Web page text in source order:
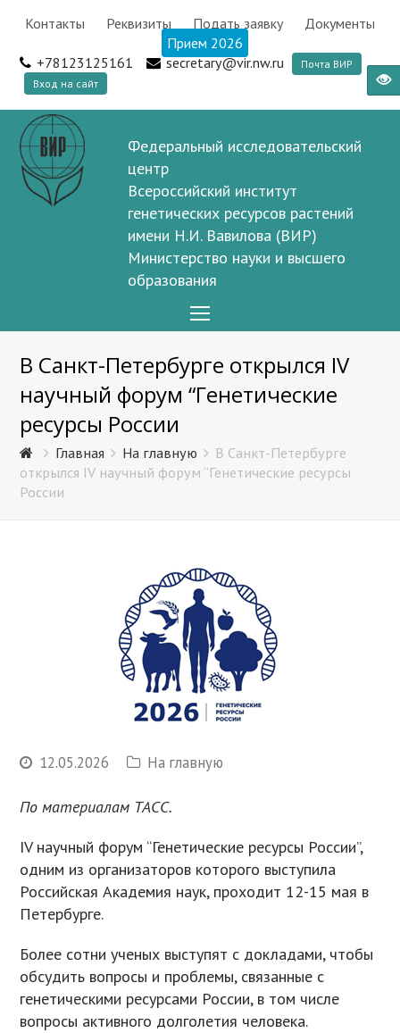
Контакты Реквизиты Подать заявку
Документы
Прием 2026
+78123125161
secretary@vir.nw.ru
Почта ВИР
Вход на сайт
Федеральный исследовательский
центр
Всероссийский институт
генетических ресурсов растений
имени Н.И. Вавилова (ВИР)
Министерство науки и высшего
образования
Menu
В Санкт-Петербурге открылся IV
научный форум “Генетические
ресурсы России
Главная На главную
В Санкт-Петербурге
открылся IV научный форум “Генетические ресурсы
России
12.05.2026 На главную
По материалам ТАСС.
IV научный форум “Генетические ресурсы России”,
одним из организаторов которого выступила
Российская Академия наук, проходит 12-15 мая в
Петербурге.
Более сотни ученых выступят с докладами, чтобы
обсудить вопросы и проблемы, связанные с
генетическими ресурсами России, в том числе
вопросы активного долголетия человека.